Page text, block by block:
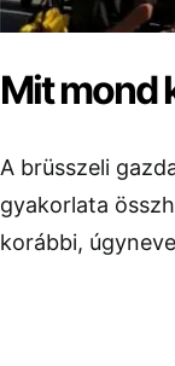
Mit mond
A brüsszeli
gyakorlata
korábbi,